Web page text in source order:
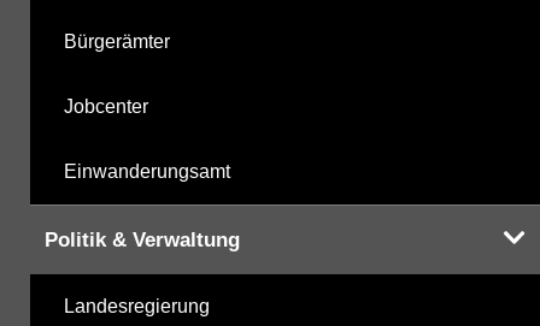
Bürgerämter
Jobcenter
Einwanderungsamt
Politik & Verwaltung
Landesregierung